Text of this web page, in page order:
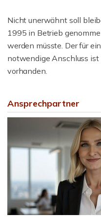
Nicht unerwähnt soll
1995 in Betrieb
werden müsste. Der für
notwendige Anschluss ist
vorhanden.
Ansprechpartner